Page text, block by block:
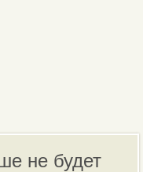
не будет